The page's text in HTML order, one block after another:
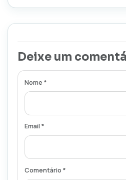
Deixe um
Nome *
Email *
Comentário *